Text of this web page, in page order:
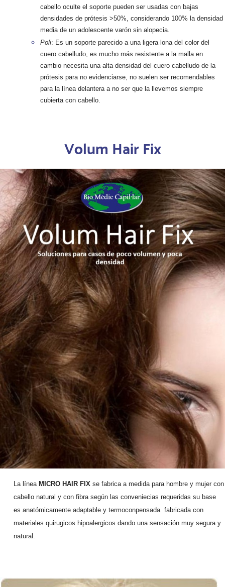
cabello oculte el soporte pueden ser usadas con bajas
densidades de prótesis >50%, considerando 100% la densidad
media de un adolescente varón sin alopecia.
Poli: Es un soporte parecido a una ligera lona del color del
cuero cabelludo, es mucho más resistente a la malla en
cambio necesita una alta densidad del cuero cabelludo de la
prótesis para no evidenciarse, no suelen ser recomendables
para la línea delantera a no ser que la llevemos siempre
cubierta con cabello.
Volum Hair Fix
La línea MICRO HAIR FIX se fabrica a medida para hombre y mujer con
cabello natural y con fibra según las conveniecias requeridas su base
es anatómicamente adaptable y termoconpensada fabricada con
materiales quirugicos hipoalergicos dando una sensación muy segura y
natural.